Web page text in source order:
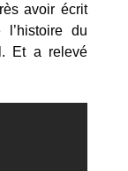
avoir écrit
du
Et a relevé